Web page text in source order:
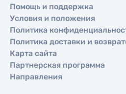
Помощь и поддержка
Условия и положения
Политика
Политика доставки и
Карта сайта
Партнерская программа
Направления